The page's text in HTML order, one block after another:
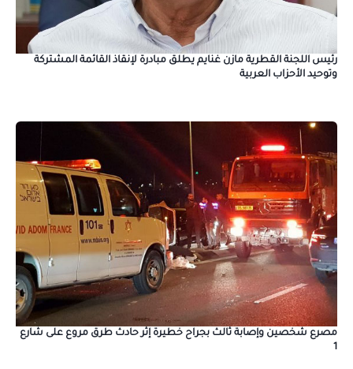
رئيس اللجنة القطرية مازن غنايم يطلق مبادرة لإنقاذ القائمة المشتركة
وتوحيد الأحزاب العربية
مصرع شخصين وإصابة ثالث بجراح خطيرة إثر حادث طرق مروع على شارع
1